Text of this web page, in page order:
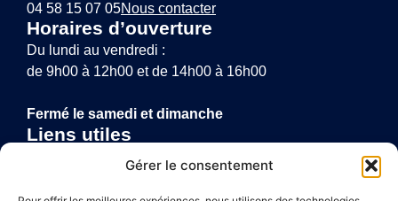
Gérer le consentement
04 58 15 07 05Nous contacter
Horaires d’ouverture
Du lundi au vendredi :
de 9h00 à 12h00 et de 14h00 à 16h00
Fermé le samedi et dimanche
Liens utiles
Annuaire de santé